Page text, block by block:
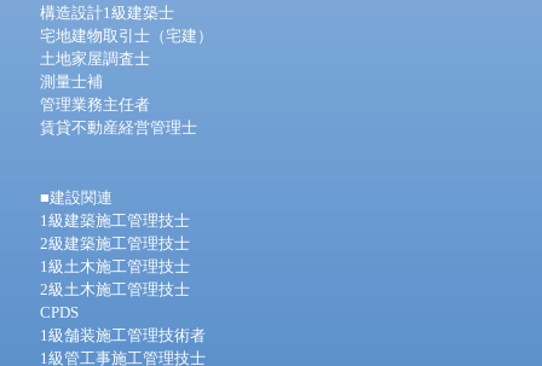
構造設計1級建築士
宅地建物取引士（宅建）
土地家屋調査士
測量士補
管理業務主任者
賃貸不動産経営管理士
■建設関連
1級建築施工管理技士
2級建築施工管理技士
1級土木施工管理技士
2級土木施工管理技士
CPDS
1級舗装施工管理技術者
1級管工事施工管理技士